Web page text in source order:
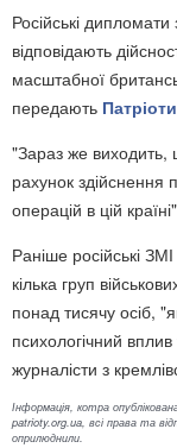
Російські
відповідають
масштабної
передають
"Зараз же виходить,
рахунок здійснення
операцій в цій
Раніше російські
кілька груп
понад тисячу осіб,
психологічний
журналісти з
Інформація, котра
patrioty.org.ua, всі права та
оприлюднили.